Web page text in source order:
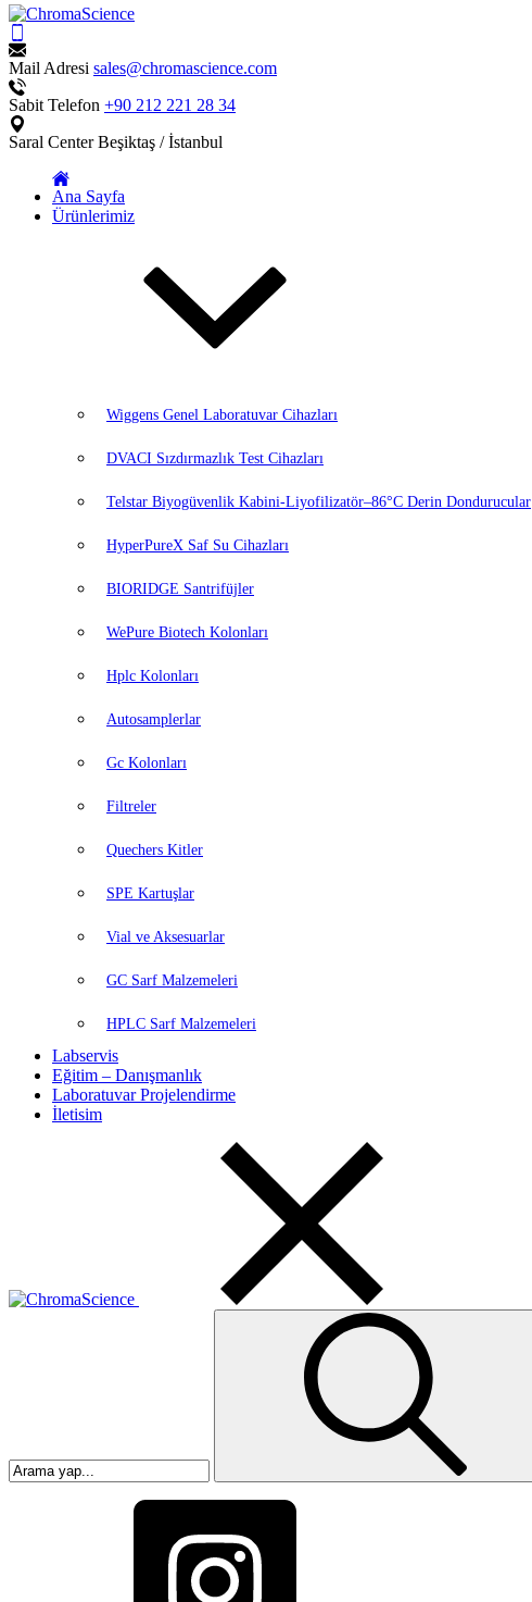
Mail Adresi sales@chromascience.com
Sabit Telefon +90 212 221 28 34
Saral CenterBeşiktaş / İstanbul
Ana Sayfa
Ürünlerimiz
Wiggens Genel Laboratuvar Cihazları
DVACI Sızdırmazlık Test Cihazları
Telstar Biyogüvenlik Kabini-Liyofilizatör–86°C Derin Dondurucular
HyperPureX Saf Su Cihazları
BIORIDGE Santrifüjler
WePure Biotech Kolonları
Hplc Kolonları
Autosamplerlar
Gc Kolonları
Filtreler
Quechers Kitler
SPE Kartuşlar
Vial ve Aksesuarlar
GC Sarf Malzemeleri
HPLC Sarf Malzemeleri
Labservis
Eğitim – Danışmanlık
Laboratuvar Projelendirme
İletisim